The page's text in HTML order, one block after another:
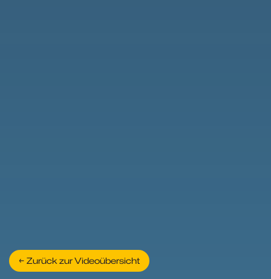
← Zurück zur Videoübersicht